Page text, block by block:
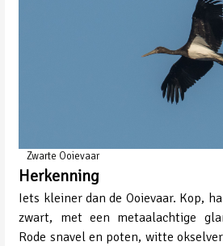
Zwarte Ooievaar
Herkenning
Iets kleiner dan de Ooievaar. Kop,
zwart, met een metaalachtige
Rode snavel en poten, witte